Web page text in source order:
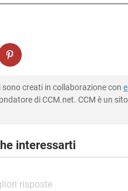
creati in collaborazione con
di CCM.net. CCM è un
interessarti
risposte